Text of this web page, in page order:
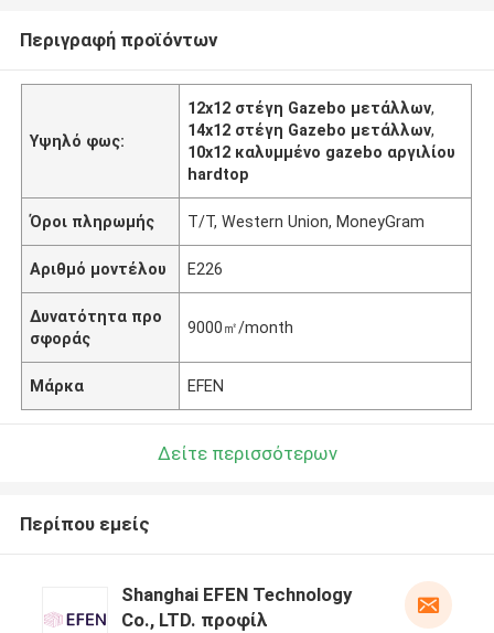
Περιγραφή προϊόντων
Υψηλό φως:
12x12 στέγη Gazebo μετάλλων,
14x12 στέγη Gazebo μετάλλων,
10x12 καλυμμένο gazebo αργιλίου
hardtop
Όροι πληρωμής T/T, Western Union, MoneyGram
Αριθμό μοντέλου E226
Δυνατότητα προ
σφοράς
9000㎡/month
Μάρκα EFEN
Δείτε περισσότερων
Περίπου εμείς
Shanghai EFEN Technology
Co., LTD. προφίλ